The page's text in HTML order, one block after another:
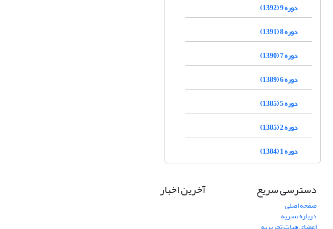
دوره 9 (1392)
دوره 8 (1391)
دوره 7 (1390)
دوره 6 (1389)
دوره 5 (1385)
دوره 2 (1385)
دوره 1 (1384)
دسترسی سریع
صفحه اصلی
درباره نشریه
آخرین اخبار